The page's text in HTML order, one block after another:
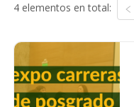
4 elementos en total: